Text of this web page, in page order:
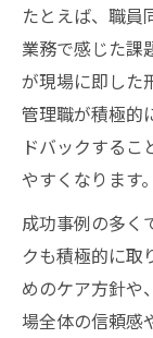
介護
高齢
介護
介護
たとえば、職員
業務で感じた課
が現場に即した
管理職が積極的
ドバックする
やすくなります。
成功事例の多く
クも積極的に取
めのケア方針や
場全体の信頼感